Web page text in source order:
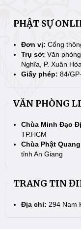
PHẬT SỰ
Đơn vị: Cổng
Trụ sở: Văn
Nghĩa, P. Xuân
Giấy phép: 84/
VĂN PHÒNG
Chùa Minh Đạo
TP.HCM
Chùa Phật
tỉnh An Giang
TRANG TIN
Địa chỉ: 294 Nam